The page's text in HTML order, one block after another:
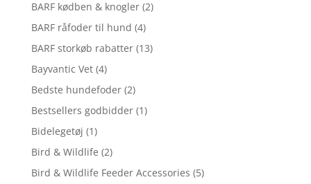
BARF kødben & knogler (2)
BARF råfoder til hund (4)
BARF storkøb rabatter (13)
Bayvantic Vet (4)
Bedste hundefoder (2)
Bestsellers godbidder (1)
Bidelegetøj (1)
Bird & Wildlife (2)
Bird & Wildlife Feeder Accessories (5)